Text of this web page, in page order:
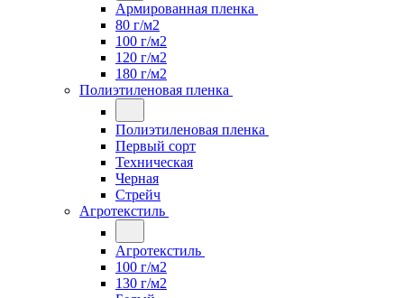
Армированная пленка
80 г/м2
100 г/м2
120 г/м2
180 г/м2
Полиэтиленовая пленка
Полиэтиленовая пленка
Первый сорт
Техническая
Черная
Стрейч
Агротекстиль
Агротекстиль
100 г/м2
130 г/м2